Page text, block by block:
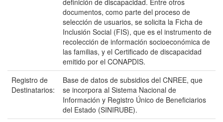
documentos, como parte del proceso de
selección de usuarios, se solicita la Ficha de
Inclusión Social (FIS), que es el instrumento de
recolección de información socioeconómica de
las familias, y el Certificado de discapacidad
emitido por el CONAPDIS.
Registro de
Destinatarios:
Base de datos de subsidios del CNREE, que
se incorpora al Sistema Nacional de
Información y Registro Único de Beneficiarios
del Estado (SINIRUBE).